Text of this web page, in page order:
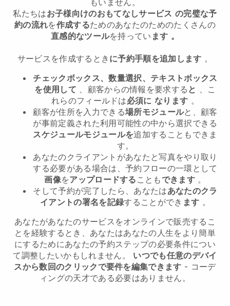
もいません。
私たちはお子様向けのおもてなしサービス の完璧な予
約の流れを作成するためのあなたのためのたくさんの
直感的なツールを持ってい ます 。
サービスを作成するとき に予約手順を追加します 。
チェックボックス、数量選択、テキストボックス
を使用して 、顧客からの情報を要求する と 、こ
れらのフィールドは必須に なります 。
顧客が住所を入力できる場所モジュールと、顧客
が事前定義された利用可能性の中から選択できる
スケジュールモジュールを追加することもできま
す。
あなたのクライアントがあなたと写真をやり取り
する必要がある場合は、予約フローの一環として
画像をアップロードする こともできます 。
そして予約が完了したら、あなたはあなたのクラ
イアントの署名を記録することができ ます 。
あなたがあなたのサービスをオンラインで販売するこ
とを経験するとき、あなたはあなたの人生をより簡単
にするためにあなたの予約ステップの必要条件につい
て調整したいかもしれません。 いつでも任意のデバイ
スから数回のクリックで要件を編集できます - コーデ
ィングの天才である必要はありません。